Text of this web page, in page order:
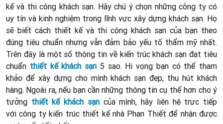
kế và thi công khách sạn. Hãy chú ý chọn những công ty có
uy tín và kinh nghiệm trong lĩnh vực xây dựng khách sạn. Họ
sẽ biết cách thiết kế và thi công khách sạn của bạn theo
đúng tiêu chuẩn nhưng vẫn đảm bảo yếu tố thẩm mỹ nhất.
Trên đây là một số thông tin về kiến trúc khách sạn đạt tiêu
chuẩn thiết kế khách sạn 5 sao. Hi vọng bạn có thể tham
khảo để xây dựng cho mình khách sạn đẹp, thu hút khách
hàng. Ngoài ra, nếu bạn cần những thông tin cụ thể hơn cho ý
tưởng thiết kế khách sạncủa mình, hãy liên hệ trực tiếp
với công ty kiến trúc thiết kế nhà Phan Thiết để nhận được